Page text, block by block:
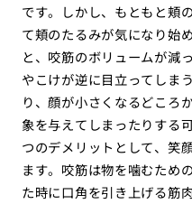
です。しかし、もともと頬
て頬のたるみが気になり始
と、咬筋のボリュームが減
やこけが逆に目立ってしま
り、顔が小さくなるどころ
象を与えてしまったりする
つのデメリットとして、笑
ます。咬筋は物を噛むため
た時に口角を引き上げる筋